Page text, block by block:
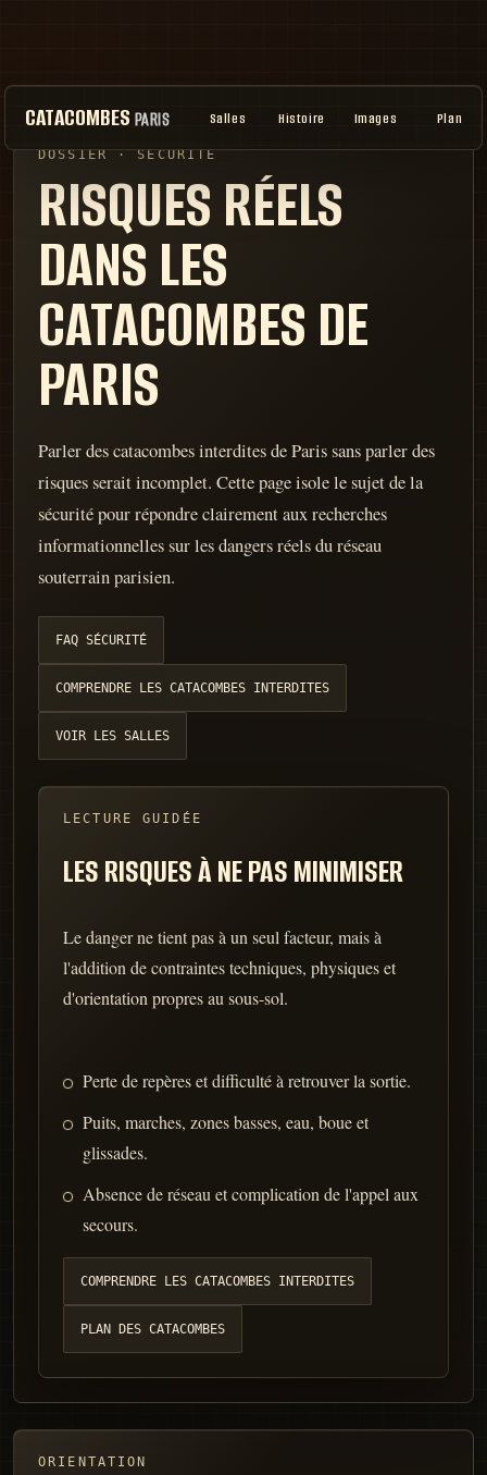
CATACOMBES PARIS Salles Histoire Images Plan
DOSSIER · SÉCURITÉ
RISQUES RÉELS
DANS LES
CATACOMBES DE
PARIS
Parler des catacombes interdites de Paris sans parler des
risques serait incomplet. Cette page isole le sujet de la
sécurité pour répondre clairement aux recherches
informationnelles sur les dangers réels du réseau
souterrain parisien.
FAQ SÉCURITÉ
COMPRENDRE LES CATACOMBES INTERDITES
VOIR LES SALLES
LECTURE GUIDÉE
LES RISQUES À NE PAS MINIMISER
Le danger ne tient pas à un seul facteur, mais à
l'addition de contraintes techniques, physiques et
d'orientation propres au sous-sol.
Perte de repères et difficulté à retrouver la sortie.
Puits, marches, zones basses, eau, boue et
glissades.
Absence de réseau et complication de l'appel aux
secours.
COMPRENDRE LES CATACOMBES INTERDITES
PLAN DES CATACOMBES
ORIENTATION